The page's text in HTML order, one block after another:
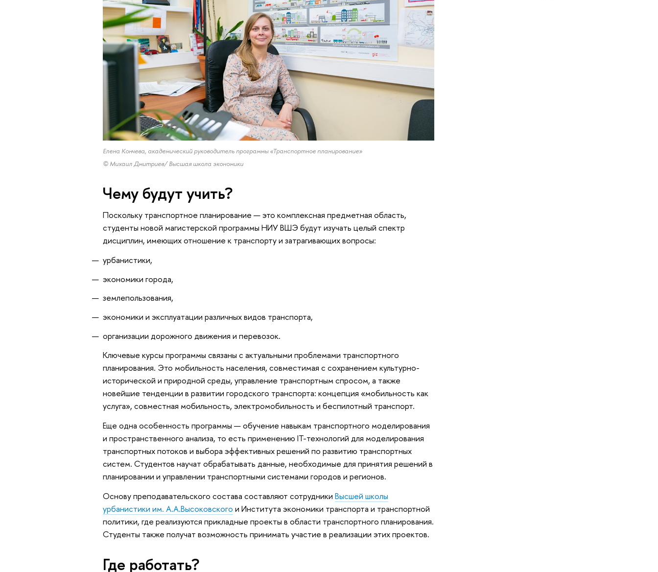
Елена Кончева, академический руководитель программы «Транспортное планирование»
© Михаил Дмитриев/ Высшая школа экономики
Чему будут учить?
Поскольку транспортное планирование — это комплексная предметная область,
студенты новой магистерской программы НИУ ВШЭ будут изучать целый спектр
дисциплин, имеющих отношение к транспорту и затрагивающих вопросы:
урбанистики,
экономики города,
землепользования,
экономики и эксплуатации различных видов транспорта,
организации дорожного движения и перевозок.
Ключевые курсы программы связаны с актуальными проблемами транспортного
планирования. Это мобильность населения, совместимая с сохранением культурно-
исторической и природной среды, управление транспортным спросом, а также
новейшие тенденции в развитии городского транспорта: концепция «мобильность как
услуга», совместная мобильность, электромобильность и беспилотный транспорт.
Еще одна особенность программы — обучение навыкам транспортного моделирования
и пространственного анализа, то есть применению IT-технологий для моделирования
транспортных потоков и выбора эффективных решений по развитию транспортных
систем. Студентов научат обрабатывать данные, необходимые для принятия решений в
планировании и управлении транспортными системами городов и регионов.
Основу преподавательского состава составляют сотрудники Высшей школы
урбанистики им. А.А.Высоковского и Института экономики транспорта и транспортной
политики, где реализуются прикладные проекты в области транспортного планирования.
Студенты также получат возможность принимать участие в реализации этих проектов.
Где работать?